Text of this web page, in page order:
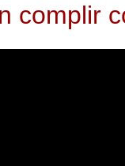
complir